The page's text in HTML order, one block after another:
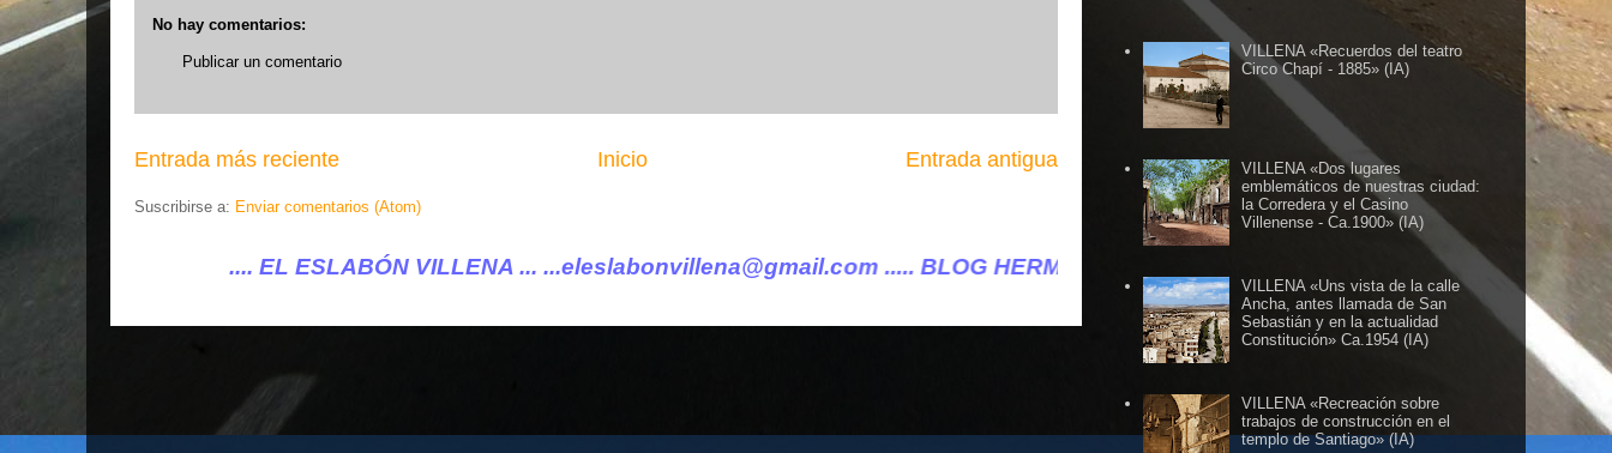
No hay comentarios:
Publicar un comentario
Entrada más reciente Entrada antigua
Inicio
Suscribirse a: Enviar comentarios (Atom)
.... EL ESLABÓN VILLENA ......eleslabonvillena@gmail.com ..... BLOG HERMANO DE VILLENA CUÉNTAME ......
VILLENA «Recuerdos del teatro
Circo Chapí - 1885» (IA)
VILLENA «Dos lugares
emblemáticos de nuestras ciudad:
la Corredera y el Casino
Villenense - Ca.1900» (IA)
VILLENA «Uns vista de la calle
Ancha, antes llamada de San
Sebastián y en la actualidad
Constitución» Ca.1954 (IA)
VILLENA «Recreación sobre
trabajos de construcción en el
templo de Santiago» (IA)